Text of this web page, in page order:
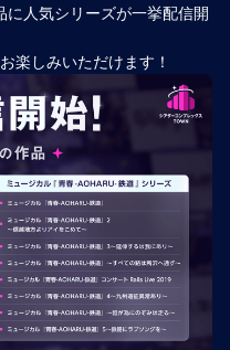
人気シリーズが一挙配信開
楽しみいただけます！